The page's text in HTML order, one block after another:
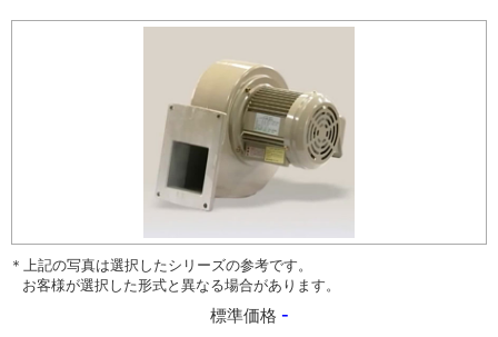
＊上記の写真は選択したシリーズの参考です。
お客様が選択した形式と異なる場合があります。
標準価格 -